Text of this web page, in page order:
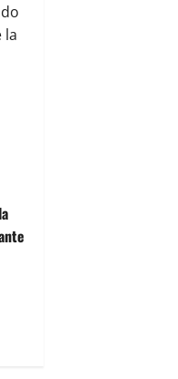
la